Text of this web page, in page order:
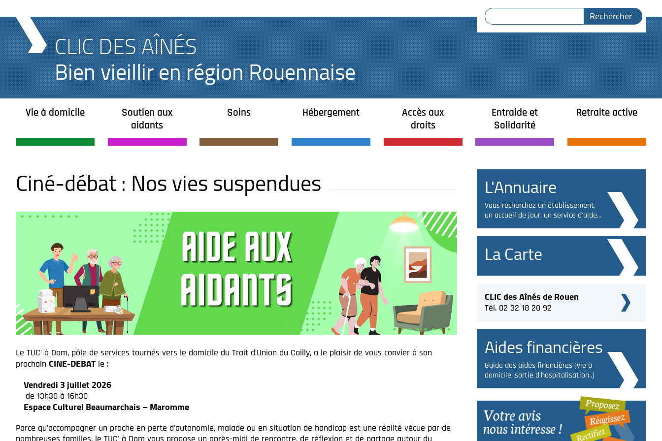
CLIC DES AÎNÉS
Bien vieillir en région Rouennaise
Vie à domicile
Soutien aux
aidants
Soins Hébergement
Accès aux
droits
Entraide et
Solidarité
Retraite active
Ciné-débat : Nos vies suspendues
Le TUC' à Dom, pôle de services tournés vers le domicile du Trait d'Union du Cailly, a le plaisir de vous convier à son
prochain CINE-DEBATle :
Vendredi 3 juillet 2026
de 13h30 à 16h30
Espace Culturel Beaumarchais – Maromme
Parce qu'accompagner un proche en perte d'autonomie, malade ou en situation de handicap est une réalité vécue par de
nombreuses familles, le TUC' à Dom vous propose un après-midi de rencontre, de réflexion et de partage autour du
L'Annuaire
Vous recherchez un établissement,
un accueil de jour, un service d'aide...
La Carte
CLIC des Aînés de Rouen
Tél. 02 32 18 20 92
Aides financières
Guide des aides financières (vie à
domicile, sortie d'hospitalisation..)